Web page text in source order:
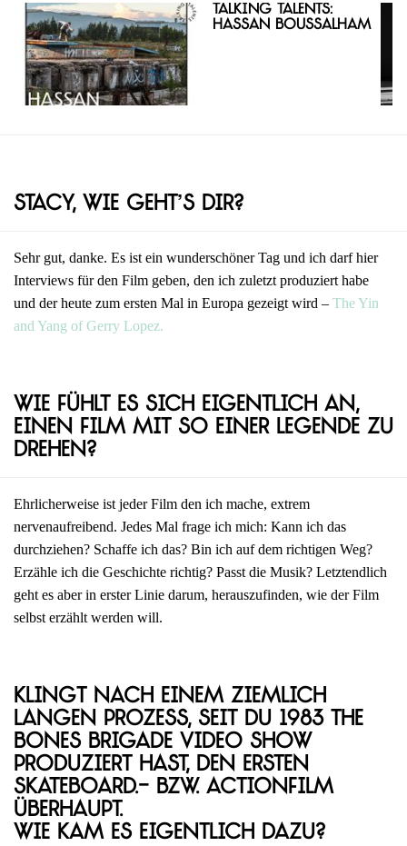
Talking Talents:
Hassan Boussalham
Stacy, wie geht’s dir?
Sehr gut, danke. Es ist ein wunderschöner Tag und ich darf hier
Interviews für den Film geben, den ich zuletzt produziert habe
und der heute zum ersten Mal in Europa gezeigt wird – The Yin
and Yang of Gerry Lopez.
Wie fühlt es sich eigentlich an,
einen Film mit so einer Legende zu
drehen?
Ehrlicherweise ist jeder Film den ich mache, extrem
nervenaufreibend. Jedes Mal frage ich mich: Kann ich das
durchziehen? Schaffe ich das? Bin ich auf dem richtigen Weg?
Erzähle ich die Geschichte richtig? Passt die Musik? Letztendlich
geht es aber in erster Linie darum, herauszufinden, wie der Film
selbst erzählt werden will.
Klingt nach einem ziemlich
langen Prozess, seit du 1983 The
Bones Brigade Video Show
produziert hast, den ersten
Skateboard.- bzw. Actionfilm
überhaupt.
Wie kam es eigentlich dazu?